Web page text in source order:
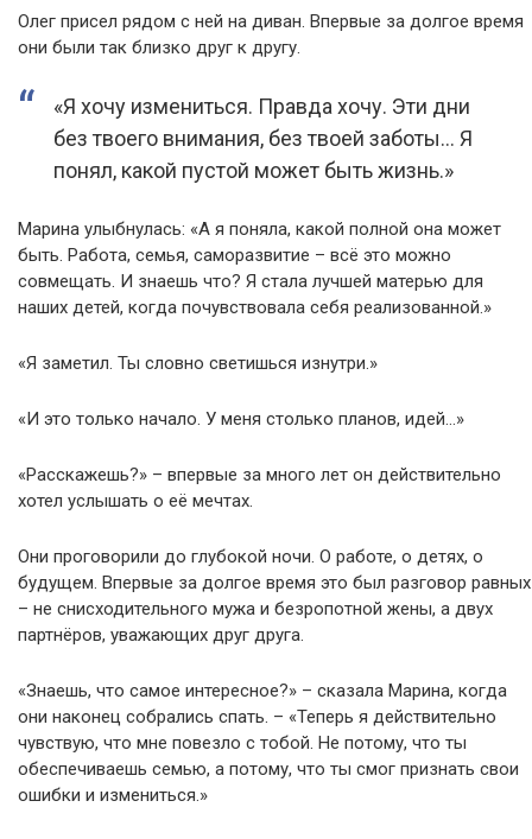
Олег присел рядом с ней на диван. Впервые за долгое время
они были так близко друг к другу.
«Я хочу измениться. Правда хочу. Эти дни
без твоего внимания, без твоей заботы… Я
понял, какой пустой может быть жизнь.»
Марина улыбнулась: «А я поняла, какой полной она может
быть. Работа, семья, саморазвитие – всё это можно
совмещать. И знаешь что? Я стала лучшей матерью для
наших детей, когда почувствовала себя реализованной.»
«Я заметил. Ты словно светишься изнутри.»
«И это только начало. У меня столько планов, идей…»
«Расскажешь?» – впервые за много лет он действительно
хотел услышать о её мечтах.
Они проговорили до глубокой ночи. О работе, о детях, о
будущем. Впервые за долгое время это был разговор равных
– не снисходительного мужа и безропотной жены, а двух
партнёров, уважающих друг друга.
«Знаешь, что самое интересное?» – сказала Марина, когда
они наконец собрались спать. – «Теперь я действительно
чувствую, что мне повезло с тобой. Не потому, что ты
обеспечиваешь семью, а потому, что ты смог признать свои
ошибки и измениться.»